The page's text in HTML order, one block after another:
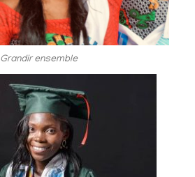
Grandir ensemble